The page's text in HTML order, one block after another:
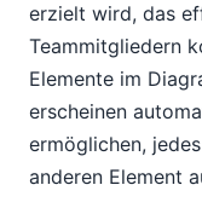
erzielt wird, das
Teammitgliedern
Elemente im
erscheinen
ermöglichen,
anderen Element